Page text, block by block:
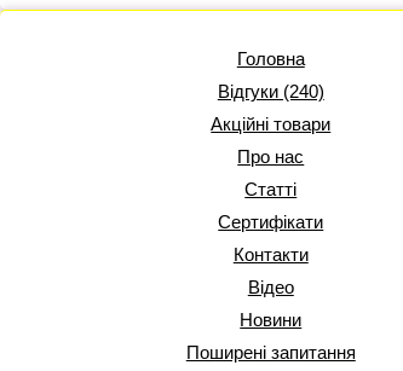
Головна
Відгуки (240)
Акційні товари
Про нас
Статті
Сертифікати
Контакти
Відео
Новини
Поширені запитання